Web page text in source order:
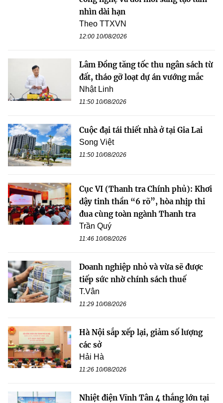
nhìn dài hạn
Theo TTXVN
12:00 10/08/2026
Lâm Đồng tăng tốc thu ngân sách từ
đất, tháo gỡ loạt dự án vướng mắc
Nhật Linh
11:50 10/08/2026
Cuộc đại tái thiết nhà ở tại Gia Lai
Song Việt
11:50 10/08/2026
Cục VI (Thanh tra Chính phủ): Khơi
dậy tinh thần “6 rõ”, hòa nhịp thi
đua cùng toàn ngành Thanh tra
Trần Quý
11:46 10/08/2026
Doanh nghiệp nhỏ và vừa sẽ được
tiếp sức nhờ chính sách thuế
T.Vân
11:29 10/08/2026
Hà Nội sắp xếp lại, giảm số lượng
các sở
Hải Hà
11:26 10/08/2026
Nhiệt điện Vĩnh Tân 4 thắng lớn tại